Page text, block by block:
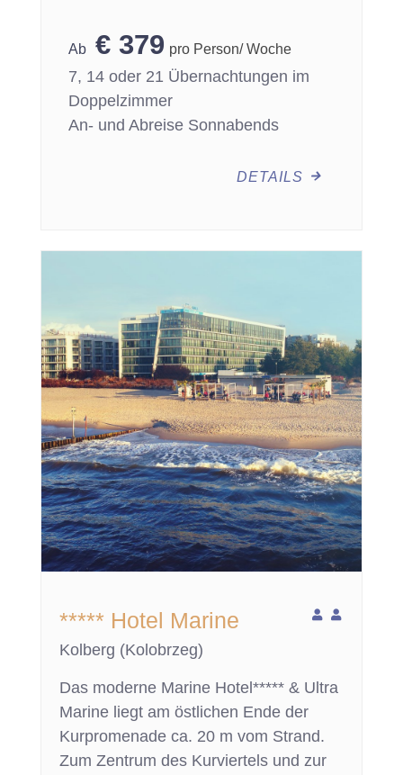
€ 379 pro Person/ Woche
7, 14 oder 21 Übernachtungen im
Doppelzimmer
An- und Abreise Sonnabends
DETAILS
***** Hotel Marine
Kolberg (Kolobrzeg)
Das moderne Marine Hotel***** & Ultra
Marine liegt am östlichen Ende der
Kurpromenade ca. 20 m vom Strand.
Zum Zentrum des Kurviertels und zur